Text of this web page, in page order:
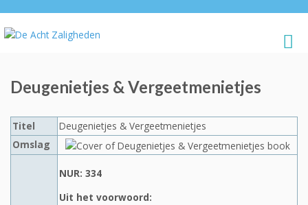
Deugenietjes & Vergeetmenietjes
Titel
Deugenietjes & Vergeetmenietjes
Omslag
NUR: 334
Uit het voorwoord: